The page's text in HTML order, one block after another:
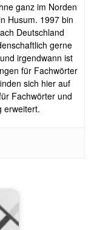
ganz im Norden
Husum. 1997 bin
Deutschland
gerne
irgendwann ist
für Fachwörter
sich hier auf
Fachwörter und
erweitert.